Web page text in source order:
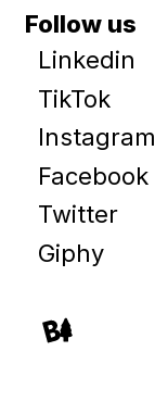
Follow us
Linkedin
TikTok
Instagram
Facebook
Twitter
Giphy